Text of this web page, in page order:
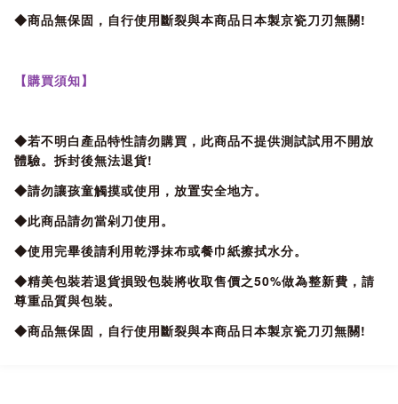
◆商品無保固，自行使用斷裂與本商品日本製京瓷刀刃無關!
【購買須知】
◆若不明白產品特性請勿購買，此商品不提供測試試用不開放
體驗。拆封後無法退貨!
◆請勿讓孩童觸摸或使用，放置安全地方。
◆此商品請勿當剁刀使用。
◆使用完畢後請利用乾淨抹布或餐巾紙擦拭水分。
◆精美包裝若退貨損毀包裝將收取售價之50%做為整新費，請
尊重品質與包裝。
◆商品無保固，自行使用斷裂與本商品日本製京瓷刀刃無關!